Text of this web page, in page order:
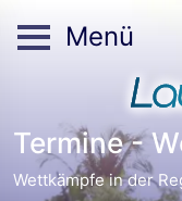
Menü
Termine -
Wettkämpfe in der